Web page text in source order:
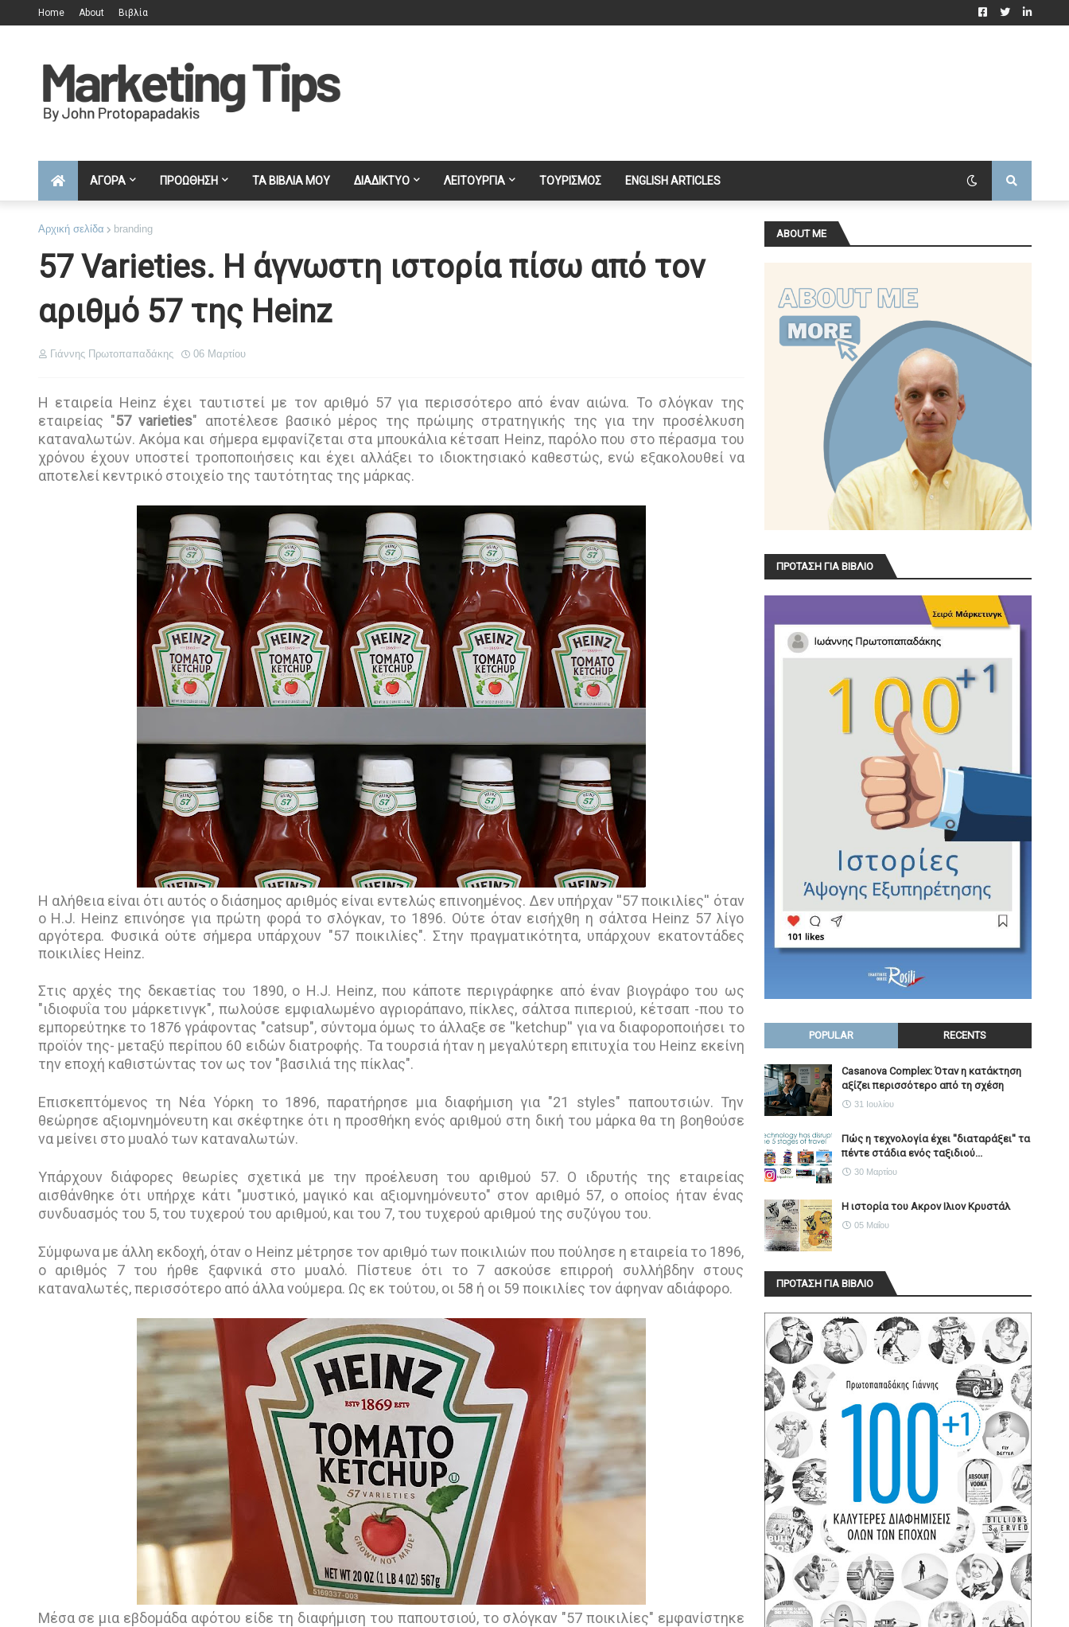
Home About Βιβλία
ΑΓΟΡΑ ΠΡΟΩΘΗΣΗ ΤΑ ΒΙΒΛΙΑ ΜΟΥ ΔΙΑΔΙΚΤΥΟ ΛΕΙΤΟΥΡΓΙΑ ΤΟΥΡΙΣΜΟΣ ENGLISH ARTICLES
Αρχική σελίδα branding
57 Varieties. Η άγνωστη ιστορία πίσω από τον
αριθμό 57 της Heinz
Γιάννης Πρωτοπαπαδάκης 06 Μαρτίου
H εταιρεία Heinz έχει ταυτιστεί με τον αριθμό 57 για περισσότερο από έναν αιώνα. Το σλόγκαν της
εταιρείας "57 varieties" αποτέλεσε βασικό μέρος της πρώιμης στρατηγικής της για την προσέλκυση
καταναλωτών. Ακόμα και σήμερα εμφανίζεται στα μπουκάλια κέτσαπ Heinz, παρόλο που στο πέρασμα του
χρόνου έχουν υποστεί τροποποιήσεις και έχει αλλάξει το ιδιοκτησιακό καθεστώς, ενώ εξακολουθεί να
αποτελεί κεντρικό στοιχείο της ταυτότητας της μάρκας.
H αλήθεια είναι ότι αυτός ο διάσημος αριθμός είναι εντελώς επινοημένος. Δεν υπήρχαν ''57 ποικιλίες'' όταν
ο H.J. Heinz επινόησε για πρώτη φορά το σλόγκαν, το 1896. Ούτε όταν εισήχθη η σάλτσα Heinz 57 λίγο
αργότερα. Φυσικά ούτε σήμερα υπάρχουν "57 ποικιλίες". Στην πραγματικότητα, υπάρχουν εκατοντάδες
ποικιλίες Heinz.
Στις αρχές της δεκαετίας του 1890, ο H.J. Heinz, που κάποτε περιγράφηκε από έναν βιογράφο του ως
"ιδιοφυΐα του μάρκετινγκ", πωλούσε εμφιαλωμένο αγριοράπανο, πίκλες, σάλτσα πιπεριού, κέτσαπ -που το
εμπορεύτηκε το 1876 γράφοντας "catsup", σύντομα όμως το άλλαξε σε ''ketchup'' για να διαφοροποιήσει το
προϊόν της- μεταξύ περίπου 60 ειδών διατροφής. Τα τουρσιά ήταν η μεγαλύτερη επιτυχία του Heinz εκείνη
την εποχή καθιστώντας τον ως τον "βασιλιά της πίκλας".
Επισκεπτόμενος τη Νέα Υόρκη το 1896, παρατήρησε μια διαφήμιση για "21 styles" παπουτσιών. Την
θεώρησε αξιομνημόνευτη και σκέφτηκε ότι η προσθήκη ενός αριθμού στη δική του μάρκα θα τη βοηθούσε
να μείνει στο μυαλό των καταναλωτών.
Υπάρχουν διάφορες θεωρίες σχετικά με την προέλευση του αριθμού 57. Ο ιδρυτής της εταιρείας
αισθάνθηκε ότι υπήρχε κάτι "μυστικό, μαγικό και αξιομνημόνευτο" στον αριθμό 57, ο οποίος ήταν ένας
συνδυασμός του 5, του τυχερού του αριθμού, και του 7, του τυχερού αριθμού της συζύγου του.
Σύμφωνα με άλλη εκδοχή, όταν ο Heinz μέτρησε τον αριθμό των ποικιλιών που πούλησε η εταιρεία το 1896,
ο αριθμός 7 του ήρθε ξαφνικά στο μυαλό. Πίστευε ότι το 7 ασκούσε επιρροή συλλήβδην στους
καταναλωτές, περισσότερο από άλλα νούμερα. Ως εκ τούτου, οι 58 ή οι 59 ποικιλίες τον άφηναν αδιάφορο.
Μέσα σε μια εβδομάδα αφότου είδε τη διαφήμιση του παπουτσιού, το σλόγκαν "57 ποικιλίες" εμφανίστηκε
ABOUT ME
ΠΡΟΤΑΣΗ ΓΙΑ ΒΙΒΛΙΟ
POPULAR RECENTS
Casanova Complex: Όταν η κατάκτηση
αξίζει περισσότερο από τη σχέση
31 Ιουλίου
Πώς η τεχνολογία έχει ''διαταράξει'' τα
πέντε στάδια ενός ταξιδιού...
30 Μαρτίου
Η ιστορία του Ακρον Ιλιον Κρυστάλ
05 Μαΐου
ΠΡΟΤΑΣΗ ΓΙΑ ΒΙΒΛΙΟ